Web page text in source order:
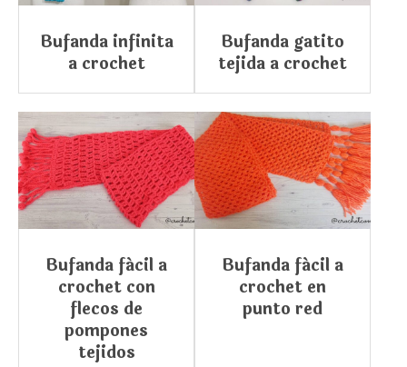
Bufanda infinita
a crochet
Bufanda gatito
tejida a crochet
Bufanda fácil a
crochet con
flecos de
pompones
tejidos
Bufanda fácil a
crochet en
punto red